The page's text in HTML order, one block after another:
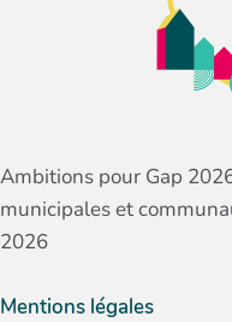
Ambitions pour Gap
municipales et
2026
Mentions légales